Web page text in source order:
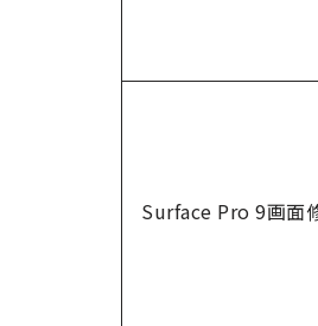
Surface Pro 9画面